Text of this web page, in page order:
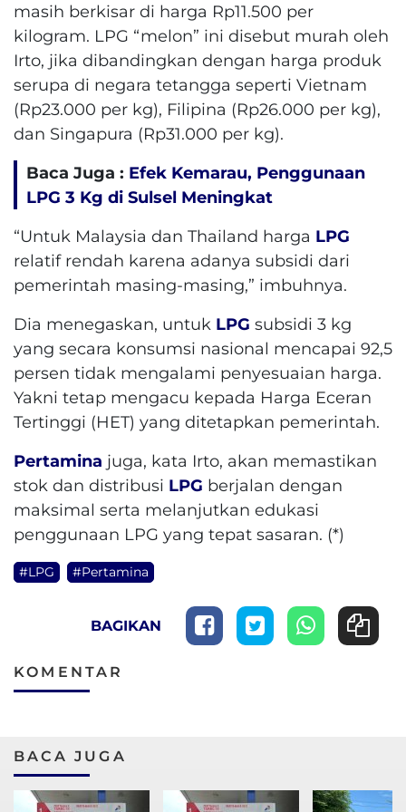
masih berkisar di harga Rp11.500 per
kilogram. LPG “melon” ini disebut murah oleh
Irto, jika dibandingkan dengan harga produk
serupa di negara tetangga seperti Vietnam
(Rp23.000 per kg), Filipina (Rp26.000 per kg),
dan Singapura (Rp31.000 per kg).
Baca Juga : Efek Kemarau, Penggunaan
LPG 3 Kg di Sulsel Meningkat
“Untuk Malaysia dan Thailand harga LPG
relatif rendah karena adanya subsidi dari
pemerintah masing-masing,” imbuhnya.
Dia menegaskan, untuk LPG subsidi 3 kg
yang secara konsumsi nasional mencapai 92,5
persen tidak mengalami penyesuaian harga.
Yakni tetap mengacu kepada Harga Eceran
Tertinggi (HET) yang ditetapkan pemerintah.
Pertamina juga, kata Irto, akan memastikan
stok dan distribusi LPG berjalan dengan
maksimal serta melanjutkan edukasi
penggunaan LPG yang tepat sasaran. (*)
#LPG #Pertamina
BAGIKAN
KOMENTAR
BACA JUGA